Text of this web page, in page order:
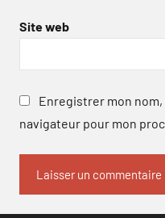
Site web
Enregistrer mon
navigateur pour mon